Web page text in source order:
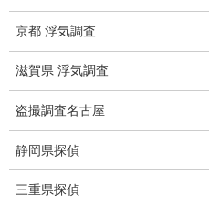
盗撮調査愛知県
電磁波測定調査
電磁波とは
ストーカー調査
待ち伏せ
集団ストーカー
京都 浮気調査
滋賀県 浮気調査
盗撮調査名古屋
静岡県探偵
三重県探偵